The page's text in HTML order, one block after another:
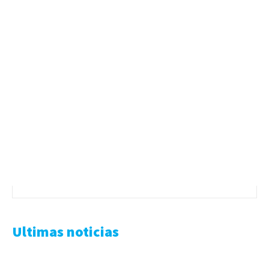
Ultimas noticias